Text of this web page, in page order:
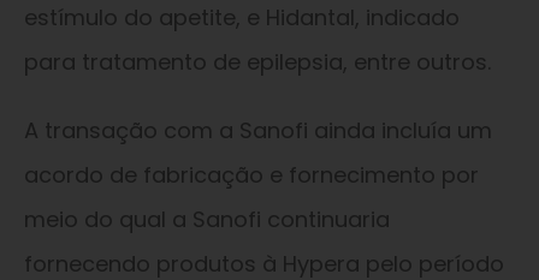
estímulo do apetite, e Hidantal, indicado
para tratamento de epilepsia, entre outros.
A transação com a Sanofi ainda incluía um
acordo de fabricação e fornecimento por
meio do qual a Sanofi continuaria
fornecendo produtos à Hypera pelo período